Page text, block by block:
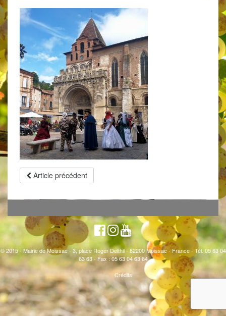
Article précédent
© 2015 - Mairie de Moissac - 3, place Roger Delthil - 82200 Moissac - France - Tél. 05 63 04
63 63 - Fax : 05 63 04 63 64
Crédits